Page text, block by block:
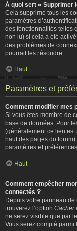
À quoi sert « Supprimer
Cela supprime tous les
paramètres
des fonctionnalités telles
non lu) si cela a été
des problèmes de
pourrait les résoudre.
Haut
Paramètres et
Comment modifier mes
Si vous êtes membre de
base de données. Pour
(généralement ce lien est
haut des pages du
paramètres et
Haut
Comment empêcher
connectés ?
Depuis votre panneau de
trouverez l’option Cacher
ne serez visible que par
Vous serez compté parmi